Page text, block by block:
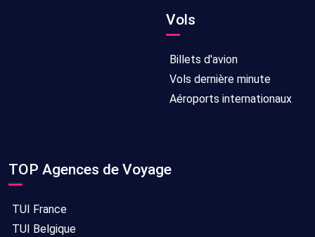
Vols
Billets d'avion
Vols dernière minute
Aéroports internationaux
TOP Agences de Voyage
TUI France
TUI Belgique